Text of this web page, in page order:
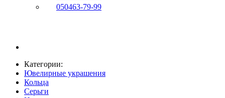
050463-79-99
Категории:
Ювелирные украшения
Кольца
Серьги